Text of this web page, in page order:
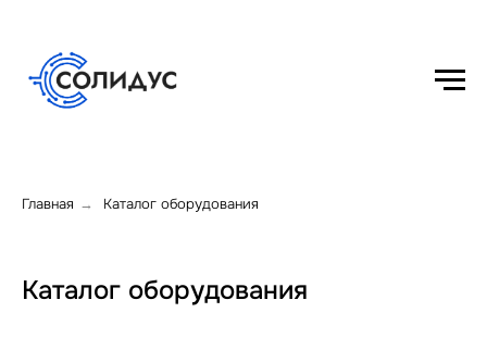
Главная → Каталог оборудования
Каталог оборудования